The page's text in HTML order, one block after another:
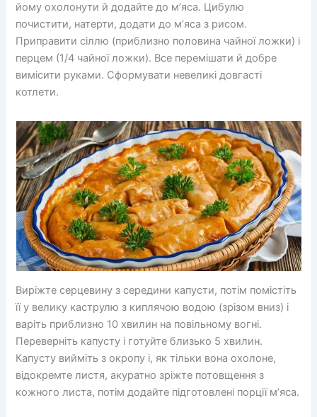
йому охолонути й додайте до м’яса. Цибулю
почистити, натерти, додати до м’яса з рисом.
Приправити сіллю (приблизно половина чайної ложки) і
перцем (1/4 чайної ложки). Все перемішати й добре
вимісити руками. Сформувати невеликі довгасті
котлети.
Виріжте серцевину з середини капусти, потім помістіть
її у велику каструлю з киплячою водою (зрізом вниз) і
варіть приблизно 10 хвилин на повільному вогні.
Переверніть капусту і готуйте близько 5 хвилин.
Капусту вийміть з окропу і, як тільки вона охолоне,
відокремте листя, акуратно зріжте потовщення з
кожного листа, потім додайте підготовлені порції м’яса.